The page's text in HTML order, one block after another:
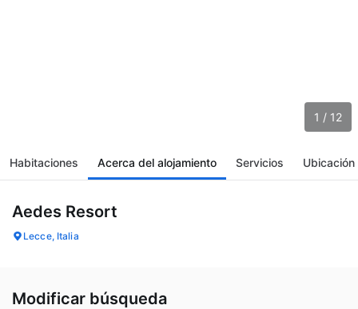
1 / 12
Habitaciones Acerca del alojamiento Servicios Ubicación
Aedes Resort
Lecce, Italia
Modificar búsqueda